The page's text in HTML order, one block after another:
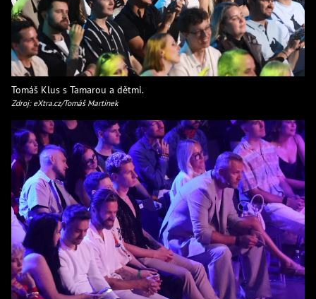
Tomáš Klus s Tamarou a dětmi.
Zdroj: eXtra.cz/Tomáš Martínek